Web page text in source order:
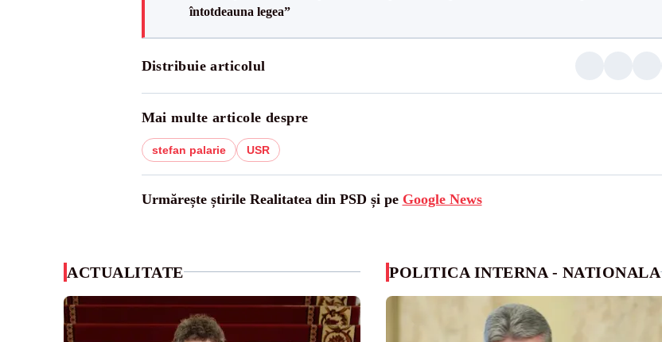
întotdeauna legea”
Distribuie articolul
Mai multe articole despre
stefan palarie USR
Urmărește știrile Realitatea din PSD și pe Google News
ACTUALITATE POLITICA INTERNA - NATIONALA